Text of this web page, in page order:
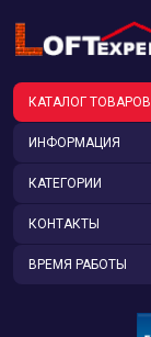
КАТАЛОГ ТОВАРОВ
ИНФОРМАЦИЯ
КАТЕГОРИИ
КОНТАКТЫ
ВРЕМЯ РАБОТЫ